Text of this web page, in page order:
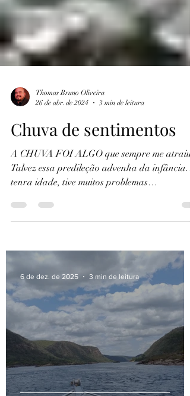
Thomas Bruno Oliveira
26 de abr. de 2024
3 min de leitura
Chuva de sentimentos
A CHUVA FOI ALGO que sempre me atraiu.
6 de dez. de 2025 3 min de leitura